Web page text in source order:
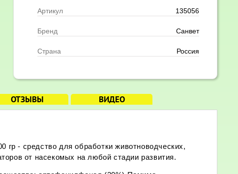
Артикул 135056
Бренд Санвет
Страна Россия
ОТЗЫВЫ ВИДЕО
- средство для обработки животноводческих,
от насекомых на любой стадии развития.